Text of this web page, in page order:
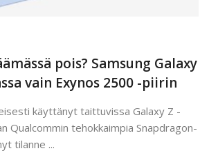
pois? Samsung Galaxy
vain Exynos 2500 -piirin
käyttänyt taittuvissa Galaxy Z -
Qualcommin tehokkaimpia Snapdragon-
tilanne ...